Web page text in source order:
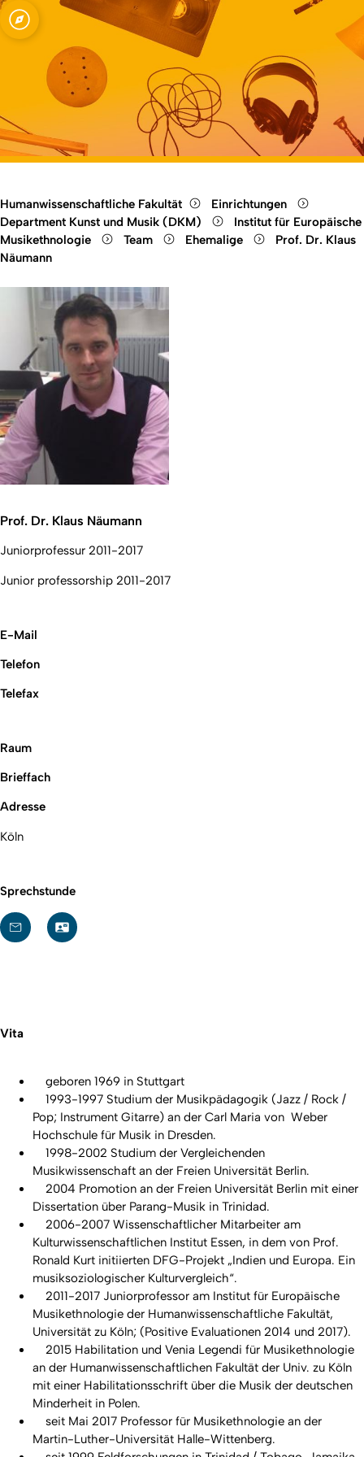
Open language switch
Close menu
Open menu
Open quicklink menu
Humanwissenschaftliche Fakultät
Einrichtungen
Department Kunst und Musik (DKM)
Institut für Europäische
Musikethnologie
Team Ehemalige
Prof. Dr. Klaus
Näumann
Prof. Dr. Klaus Näumann
Juniorprofessur 2011-2017
Junior professorship 2011-2017
E-Mail
Telefon
Telefax
Raum
Brieffach
Adresse
Köln
Sprechstunde
Vita
geboren 1969 in Stuttgart
1993-1997 Studium der Musikpädagogik (Jazz / Rock /
Pop; Instrument Gitarre) an der Carl Maria von Weber
Hochschule für Musik in Dresden.
1998-2002 Studium der Vergleichenden
Musikwissenschaft an der Freien Universität Berlin.
2004 Promotion an der Freien Universität Berlin mit einer
Dissertation über Parang-Musik in Trinidad.
2006-2007 Wissenschaftlicher Mitarbeiter am
Kulturwissenschaftlichen Institut Essen, in dem von Prof.
Ronald Kurt initiierten DFG-Projekt „Indien und Europa. Ein
musiksoziologischer Kulturvergleich“.
2011-2017 Juniorprofessor am Institut für Europäische
Musikethnologie der Humanwissenschaftliche Fakultät,
Universität zu Köln; (Positive Evaluationen 2014 und 2017).
2015 Habilitation und Venia Legendi für Musikethnologie
an der Humanwissenschaftlichen Fakultät der Univ. zu Köln
mit einer Habilitationsschrift über die Musik der deutschen
Minderheit in Polen.
seit Mai 2017 Professor für Musikethnologie an der
Martin-Luther-Universität Halle-Wittenberg.